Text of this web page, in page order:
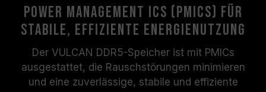
Power Management ICs (PMICs) für
stabile, effiziente Energienutzung
Der VULCAN DDR5-Speicher ist mit PMICs
ausgestattet, die Rauschstörungen minimieren
und eine zuverlässige, stabile und effiziente